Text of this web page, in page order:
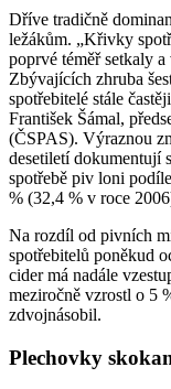
Dříve tradičně
ležákům. „Křivky
poprvé téměř setkaly
Zbývajících zhruba
spotřebitelé stále
František Šámal,
(ČSPAS). Výraznou
desetiletí dokumentují
spotřebě piv loni
% (32,4 % v roce
Na rozdíl od pivních
spotřebitelů poněkud
cider má nadále
meziročně vzrostl o 5
zdvojnásobil.
Plechovky